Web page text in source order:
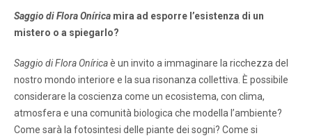
Saggio di Flora Onírica ​​mira ad esporre l’esistenza di un
mistero o a spiegarlo?
Saggio di Flora Oníricaè un invito a immaginare la ricchezza del
nostro mondo interiore e la sua risonanza collettiva. È possibile
considerare la coscienza come un ecosistema, con clima,
atmosfera e una comunità biologica che modella l’ambiente?
Come sarà la fotosintesi delle piante dei sogni? Come si